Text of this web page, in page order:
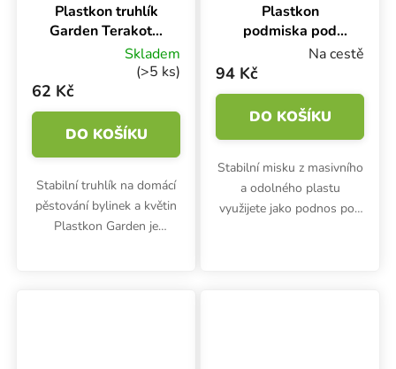
Plastkon truhlík
Garden Terakota,
60x17x15 cmSkladem
(>5 ks)
62 Kč
DO KOŠÍKU
Stabilní truhlík na domácí
pěstování bylinek a květin
Plastkon Garden je
Plastkon
podmiska pod
truhlík Garden
100x17x4.5 cm
Na cestě
94 Kč
DO KOŠÍKU
Stabilní misku z masivního
a odolného plastu
využijete jako podnos pod